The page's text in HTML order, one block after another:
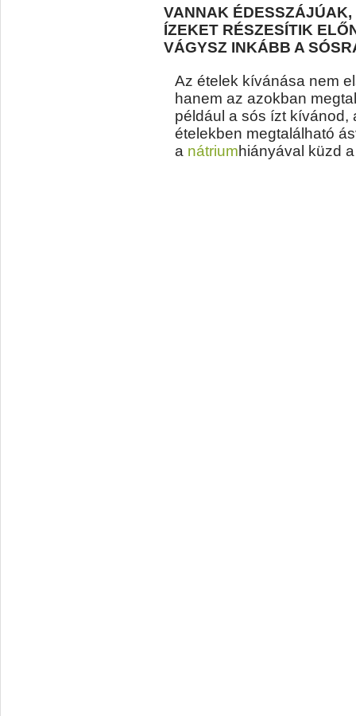
VANNAK
ÍZEKET RÉSZESÍTIK
VÁGYSZ INKÁBB A
Az ételek kívánása nem
hanem az azokban
például a sós ízt kívánod,
ételekben megtalálható
a nátriumhiányával küzd